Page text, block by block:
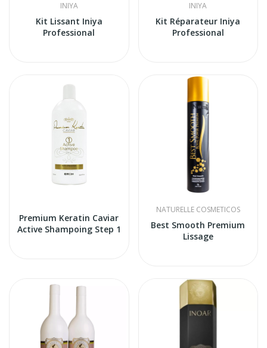
INIYA
Kit Lissant Iniya
Professional
INIYA
Kit Réparateur Iniya
Professional
Premium Keratin Caviar
Active Shampoing Step 1
NATURELLE COSMETICOS
Best Smooth Premium
Lissage